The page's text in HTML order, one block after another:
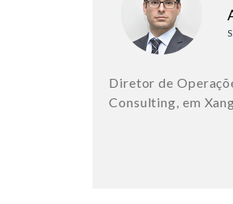
Diretor de
Consulting, em